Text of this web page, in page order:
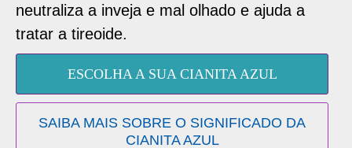
neutraliza a inveja e mal olhado e ajuda a
tratar a tireoide.
ESCOLHA A SUA CIANITA AZUL
SAIBA MAIS SOBRE O SIGNIFICADO DA
CIANITA AZUL